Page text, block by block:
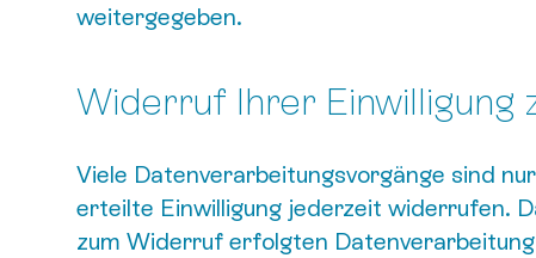
weitergegeben.
Widerruf Ihrer Einwilligung
Viele Datenverarbeitungsvorgänge sind
erteilte Einwilligung jederzeit widerrufen.
zum Widerruf erfolgten